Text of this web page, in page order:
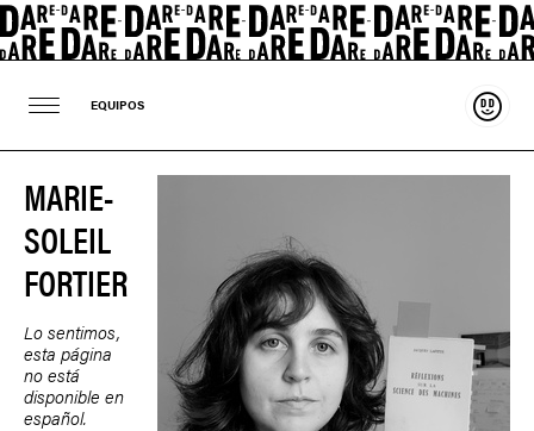
EQUIPOS
MARIE-
SOLEIL
FORTIER
Lo sentimos,
esta página
no está
disponible en
español.